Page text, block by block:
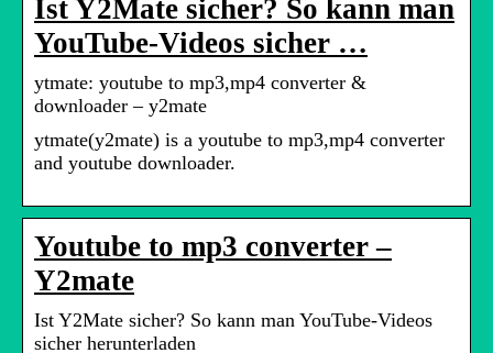
Ist Y2Mate sicher? So kann man
YouTube-Videos sicher …
ytmate: youtube to mp3,mp4 converter &
downloader – y2mate
ytmate(y2mate) is a youtube to mp3,mp4 converter
and youtube downloader.
Youtube to mp3 converter –
Y2mate
Ist Y2Mate sicher? So kann man YouTube-Videos
sicher herunterladen